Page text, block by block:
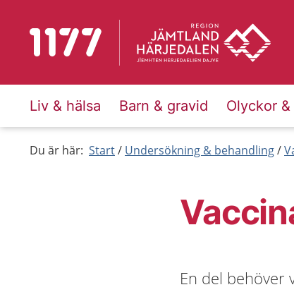
Till startsidan för 1177
Liv & hälsa Barn & gravid Olyckor
Du är här: Start Undersökning & behandling
En del behöver